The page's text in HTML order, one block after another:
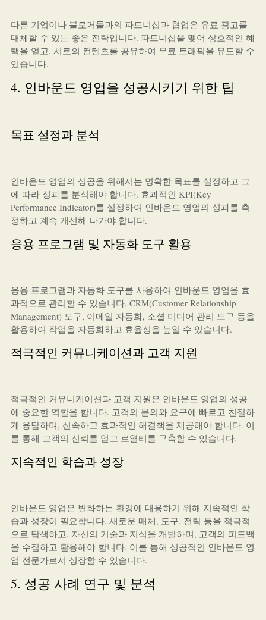
다른 기업이나 블로거들과의 파트너십과 협업은 유료 광고를
대체할 수 있는 좋은 전략입니다. 파트너십을 맺어 상호적인 혜
택을 얻고, 서로의 컨텐츠를 공유하여 무료 트래픽을 유도할 수
있습니다.
4. 인바운드 영업을 성공시키기 위한 팁
목표 설정과 분석
인바운드 영업의 성공을 위해서는 명확한 목표를 설정하고 그
에 따라 성과를 분석해야 합니다. 효과적인 KPI(Key
Performance Indicator)를 설정하여 인바운드 영업의 성과를 측
정하고 계속 개선해 나가야 합니다.
응용 프로그램 및 자동화 도구 활용
응용 프로그램과 자동화 도구를 사용하여 인바운드 영업을 효
과적으로 관리할 수 있습니다. CRM(Customer Relationship
Management) 도구, 이메일 자동화, 소셜 미디어 관리 도구 등을
활용하여 작업을 자동화하고 효율성을 높일 수 있습니다.
적극적인 커뮤니케이션과 고객 지원
적극적인 커뮤니케이션과 고객 지원은 인바운드 영업의 성공
에 중요한 역할을 합니다. 고객의 문의와 요구에 빠르고 친절하
게 응답하며, 신속하고 효과적인 해결책을 제공해야 합니다. 이
를 통해 고객의 신뢰를 얻고 로열티를 구축할 수 있습니다.
지속적인 학습과 성장
인바운드 영업은 변화하는 환경에 대응하기 위해 지속적인 학
습과 성장이 필요합니다. 새로운 매체, 도구, 전략 등을 적극적
으로 탐색하고, 자신의 기술과 지식을 개발하며, 고객의 피드백
을 수집하고 활용해야 합니다. 이를 통해 성공적인 인바운드 영
업 전문가로서 성장할 수 있습니다.
5. 성공 사례 연구 및 분석